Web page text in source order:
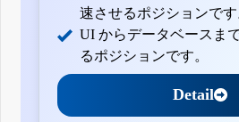
速させるポジションです
UI からデータベースま
るポジションです。
Detail